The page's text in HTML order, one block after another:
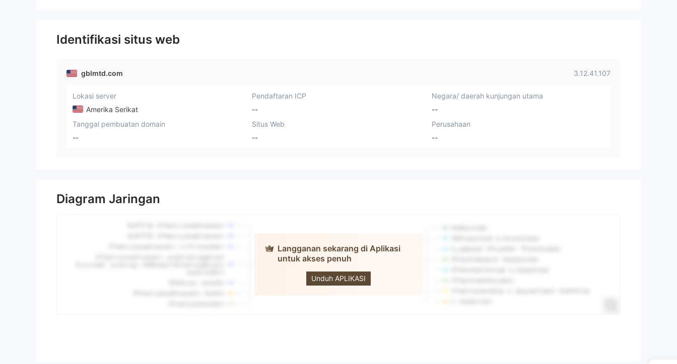
Identifikasi situs web
gblmtd.com 3.12.41.107
Lokasi server
Amerika Serikat
Pendaftaran ICP
--
Negara/ daerah kunjungan utama
--
Tanggal pembuatan domain
--
Situs Web
--
Perusahaan
--
Diagram Jaringan
Langganan sekarang di Aplikasi
untuk akses penuh
Unduh APLIKASI
BloomsMarkets